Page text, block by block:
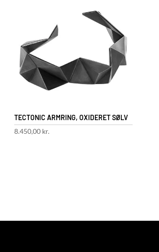
TECTONIC ARMRING, OXIDERET SØLV
8.450,00 kr.